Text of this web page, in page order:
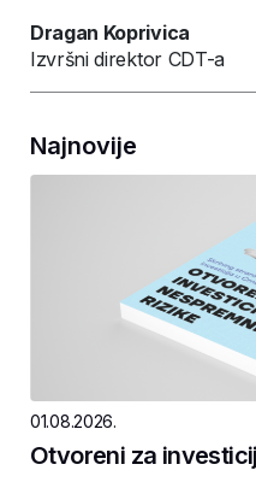
Dragan Koprivica
Izvršni direktor CDT-a
Najnovije
01.08.2026.
Otvoreni za